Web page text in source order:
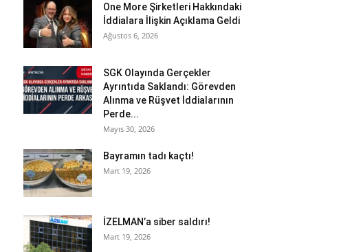
One More Şirketleri Hakkındaki
İddialara İlişkin Açıklama Geldi
Ağustos 6, 2026
SGK Olayında Gerçekler
Ayrıntıda Saklandı: Görevden
Alınma ve Rüşvet İddialarının
Perde...
Mayıs 30, 2026
Bayramın tadı kaçtı!
Mart 19, 2026
İZELMAN’a siber saldırı!
Mart 19, 2026